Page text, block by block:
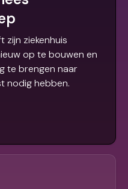
zijn ziekenhuis
op te bouwen en
te brengen naar
nodig hebben.